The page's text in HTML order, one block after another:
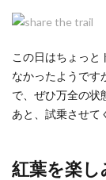
この日はちょっと
なかったようです
で、ぜひ万全の状
あと、試乗させて
紅葉を楽し